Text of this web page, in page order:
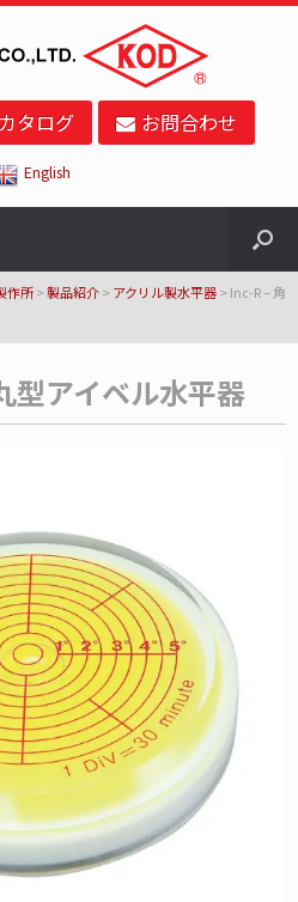
カタログ お問合わせ
English
作所>製品紹介> アクリル製水平器> Inc-R – 角
型アイベル水平器